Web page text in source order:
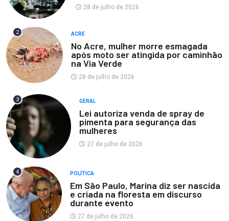
28 de julho de 2026
2 ACRE
No Acre, mulher morre esmagada
após moto ser atingida por caminhão
na Via Verde
28 de julho de 2026
3 GERAL
Lei autoriza venda de spray de
pimenta para segurança das
mulheres
27 de julho de 2026
4 POLÍTICA
Em São Paulo, Marina diz ser nascida
e criada na floresta em discurso
durante evento
27 de julho de 2026